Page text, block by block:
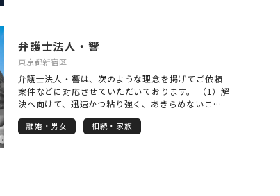
ただき、お気軽にご連絡ください。
弁護士法人・響
東京都新宿区
弁護士法人・響は、次のような理念を掲げてご依頼
案件などに対応させていただいております。 （1）解
決へ向けて、迅速かつ粘り強く、あきらめないこと
（2）クライアントに寄り添ったトータルなサービス
の提供 （3）各士業の先生方とのネットワークによ
離婚・男女 相続・家族